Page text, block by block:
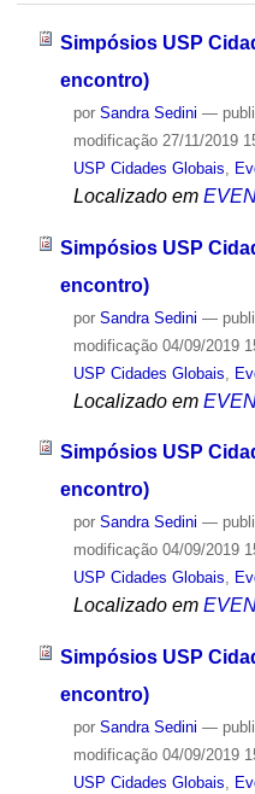
Simpósios USP
encontro)
por Sandra Sedini —
modificação27/11/2019
USP Cidades Globais
Localizado em
Simpósios USP
encontro)
por Sandra Sedini —
modificação04/09/2019
USP Cidades Globais
Localizado em
Simpósios USP
encontro)
por Sandra Sedini —
modificação04/09/2019
USP Cidades Globais,
Localizado em
Simpósios USP
encontro)
por Sandra Sedini —
modificação04/09/2019
USP Cidades Globais,